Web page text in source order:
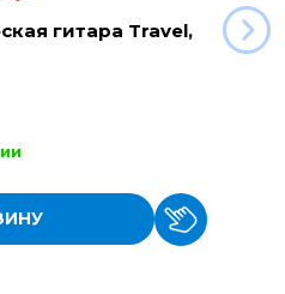
гитара Travel,